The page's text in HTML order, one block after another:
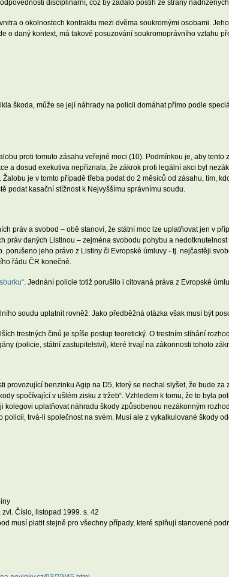
disciplinární, což by žádalo postih ze strany
o okolnostech kontraktu mezi dvěma soukromými osobami.
o daný kontext, má takové posuzování soukromoprávního vztahu
škoda, může se její náhrady na policii domáhat přímo podle
proti tomuto zásahu veřejné moci (10). Podmínkou je, aby
a dosud exekutiva nepřiznala, že zákrok proti legální akci byl
je v tomto případě třeba podat do 2 měsíců od zásahu, tím,
podat kasační stížnost k Nejvyššímu správnímu soudu.
práv a svobod – obě stanoví, že státní moc lze uplatňovat jen v
práv daných Listinou – zejména svobodu pohybu a
porušeno jeho právo z Listiny či Evropské úmluvy - tj. nejčastěji
řádu ČR konečné.
. Jednání policie totiž porušilo i citovaná práva z Evropské
soudu uplatnit rovněž. Jako předběžná otázka však musí být
trestných činů je spíše postup teoretický. O trestním stíhání
(policie, státní zastupitelství), které trvají na zákonnosti tohoto
provozující benzinku Agip na D5, který se nechal slyšet, že bude
spočívající v ušlém zisku z tržeb“. Vzhledem k tomu, že to byla
uplatňovat náhradu škody způsobenou nezákonným
trvá-li společnost na svém. Musí ale z vykalkulované škody
Číslo, listopad 1999. s. 42
musí platit stejně pro všechny případy, které splňují stanovené